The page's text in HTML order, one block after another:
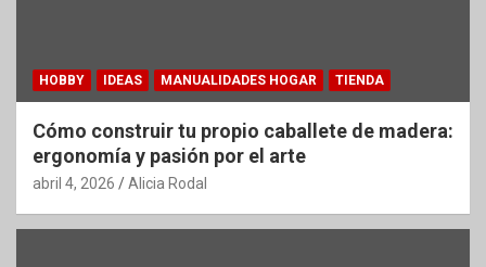
HOBBY IDEAS MANUALIDADES HOGAR TIENDA
Cómo construir tu propio caballete de madera:
ergonomía y pasión por el arte
abril 4, 2026 Alicia Rodal